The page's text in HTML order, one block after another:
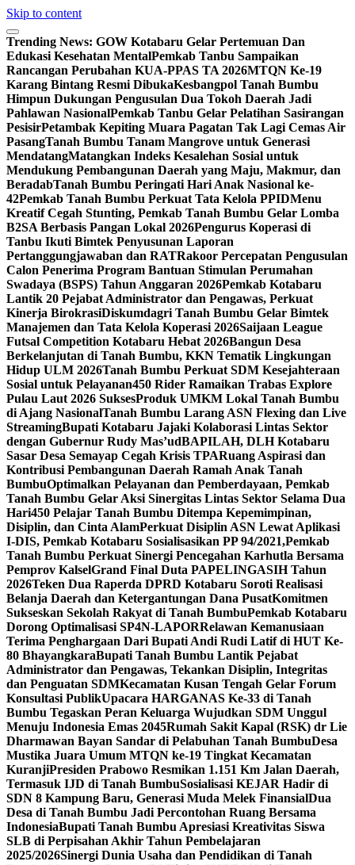
Skip to content
Trending News: GOW Kotabaru Gelar Pertemuan Dan
Edukasi Kesehatan MentalPemkab Tanbu Sampaikan
Rancangan Perubahan KUA-PPAS TA 2026MTQN Ke-19
Karang Bintang Resmi DibukaKesbangpol Tanah Bumbu
Himpun Dukungan Pengusulan Dua Tokoh Daerah Jadi
Pahlawan NasionalPemkab Tanbu Gelar Pelatihan Sasirangan
PesisirPetambak Kepiting Muara Pagatan Tak Lagi Cemas Air
PasangTanah Bumbu Tanam Mangrove untuk Generasi
MendatangMatangkan Indeks Kesalehan Sosial untuk
Mendukung Pembangunan Daerah yang Maju, Makmur, dan
BeradabTanah Bumbu Peringati Hari Anak Nasional ke-
42Pemkab Tanah Bumbu Perkuat Tata Kelola PPIDMenu
Kreatif Cegah Stunting, Pemkab Tanah Bumbu Gelar Lomba
B2SA Berbasis Pangan Lokal 2026Pengurus Koperasi di
Tanbu Ikuti Bimtek Penyusunan Laporan
Pertanggungjawaban dan RATRakoor Percepatan Pengusulan
Calon Penerima Program Bantuan Stimulan Perumahan
Swadaya (BSPS) Tahun Anggaran 2026Pemkab Kotabaru
Lantik 20 Pejabat Administrator dan Pengawas, Perkuat
Kinerja BirokrasiDiskumdagri Tanah Bumbu Gelar Bimtek
Manajemen dan Tata Kelola Koperasi 2026Saijaan League
Futsal Competition Kotabaru Hebat 2026Bangun Desa
Berkelanjutan di Tanah Bumbu, KKN Tematik Lingkungan
Hidup ULM 2026Tanah Bumbu Perkuat SDM Kesejahteraan
Sosial untuk Pelayanan450 Rider Ramaikan Trabas Explore
Pulau Laut 2026 SuksesProduk UMKM Lokal Tanah Bumbu
di Ajang NasionalTanah Bumbu Larang ASN Flexing dan Live
StreamingBupati Kotabaru Jajaki Kolaborasi Lintas Sektor
dengan Gubernur Rudy Mas’udBAPILAH, DLH Kotabaru
Sasar Desa Semayap Cegah Krisis TPARuang Aspirasi dan
Kontribusi Pembangunan Daerah Ramah Anak Tanah
BumbuOptimalkan Pelayanan dan Pemberdayaan, Pemkab
Tanah Bumbu Gelar Aksi Sinergitas Lintas Sektor Selama Dua
Hari450 Pelajar Tanah Bumbu Ditempa Kepemimpinan,
Disiplin, dan Cinta AlamPerkuat Disiplin ASN Lewat Aplikasi
I-DIS, Pemkab Kotabaru Sosialisasikan PP 94/2021,Pemkab
Tanah Bumbu Perkuat Sinergi Pencegahan Karhutla Bersama
Pemprov KalselGrand Final Duta PAPELINGASIH Tahun
2026Teken Dua Raperda DPRD Kotabaru Soroti Realisasi
Belanja Daerah dan Ketergantungan Dana PusatKomitmen
Sukseskan Sekolah Rakyat di Tanah BumbuPemkab Kotabaru
Dorong Optimalisasi SP4N-LAPORRelawan Kemanusiaan
Terima Penghargaan Dari Bupati Andi Rudi Latif di HUT Ke-
80 BhayangkaraBupati Tanah Bumbu Lantik Pejabat
Administrator dan Pengawas, Tekankan Disiplin, Integritas
dan Penguatan SDMKecamatan Kusan Tengah Gelar Forum
Konsultasi PublikUpacara HARGANAS Ke-33 di Tanah
Bumbu Tegaskan Peran Keluarga Wujudkan SDM Unggul
Menuju Indonesia Emas 2045Rumah Sakit Kapal (RSK) dr Lie
Dharmawan Bayan Sandar di Pelabuhan Tanah BumbuDesa
Mustika Juara Umum MTQN ke-19 Tingkat Kecamatan
KuranjiPresiden Prabowo Resmikan 1.151 Km Jalan Daerah,
Termasuk IJD di Tanah BumbuSosialisasi KEJAR Hadir di
SDN 8 Kampung Baru, Generasi Muda Melek FinansialDua
Desa di Tanah Bumbu Jadi Percontohan Ruang Bersama
IndonesiaBupati Tanah Bumbu Apresiasi Kreativitas Siswa
SLB di Perpisahan Akhir Tahun Pembelajaran
2025/2026Sinergi Dunia Usaha dan Pendidikan di Tanah